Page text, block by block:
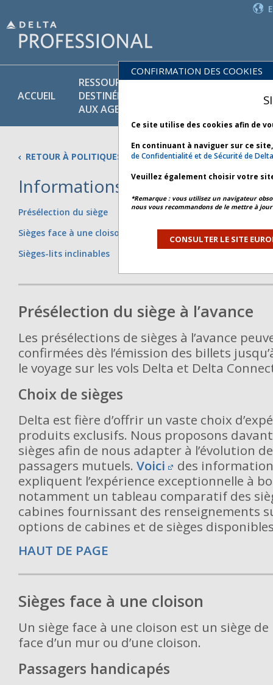
ACCUEIL
RESSOURCES
DESTINÉES
AUX AGENTS
ET
RETOUR À POLITIQUES COMMERCIALES
Informations relatives aux
Présélection du siège
Sièges face à une cloison
Sièges-lits inclinables
Sièges bébés
Sièges préférentiels
Présélection du siège à l’avance
Les présélections de sièges à l’avance
confirmées dès l’émission des billets
le voyage sur les vols Delta et Delta
Choix de sièges
Delta est fière d’offrir un vaste choix
produits exclusifs. Nous proposons
sièges afin de nous adapter à l’évolution
passagers mutuels. Voici
des
expliquent l’expérience exceptionnelle à
notamment un tableau comparatif des
cabines fournissant des renseignements
options de cabines et de sièges
HAUT DE PAGE
Sièges face à une cloison
Un siège face à une cloison est un siège de
face d’un mur ou d’une cloison.
Passagers handicapés
CONFIRMATION DES COOKIES
Ce site utilise des cookies afin de
En continuant à naviguer sur ce
de Confidentialité et de Sécurité de Delta
Veuillez également choisir votre
*Remarque : vous utilisez un navigateur
nous vous recommandons de le mettre à
CONSULTER LE SITE